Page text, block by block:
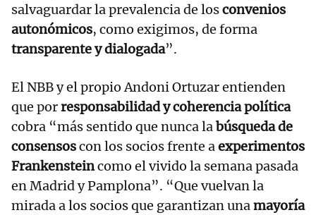
salvaguardar la prevalencia de losconvenios
autonómicos, como exigimos, de forma
transparente y dialogada”.
El NBB y el propio Andoni Ortuzar entienden
que porresponsabilidad y coherencia política
cobra “más sentido que nunca labúsqueda de
consensoscon los socios frente aexperimentos
Frankensteincomo el vivido la semana pasada
en Madrid y Pamplona”. “Que vuelvan la
mirada a los socios que garantizan unamayoría